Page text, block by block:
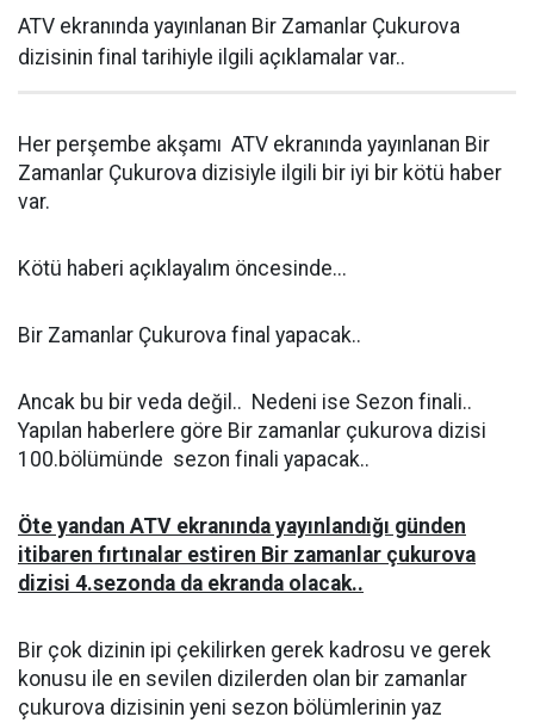
ATV ekranında yayınlanan Bir Zamanlar Çukurova
dizisinin final tarihiyle ilgili açıklamalar var..
Her perşembe akşamı ATV ekranında yayınlanan Bir
Zamanlar Çukurova dizisiyle ilgili bir iyi bir kötü haber
var.
Kötü haberi açıklayalım öncesinde...
Bir Zamanlar Çukurova final yapacak..
Ancak bu bir veda değil.. Nedeni ise Sezon finali..
Yapılan haberlere göre Bir zamanlar çukurova dizisi
100.bölümünde sezon finali yapacak..
Öte yandan ATV ekranında yayınlandığı günden
itibaren fırtınalar estiren Bir zamanlar çukurova
dizisi 4.sezonda da ekranda olacak..
Bir çok dizinin ipi çekilirken gerek kadrosu ve gerek
konusu ile en sevilen dizilerden olan bir zamanlar
çukurova dizisinin yeni sezon bölümlerinin yaz